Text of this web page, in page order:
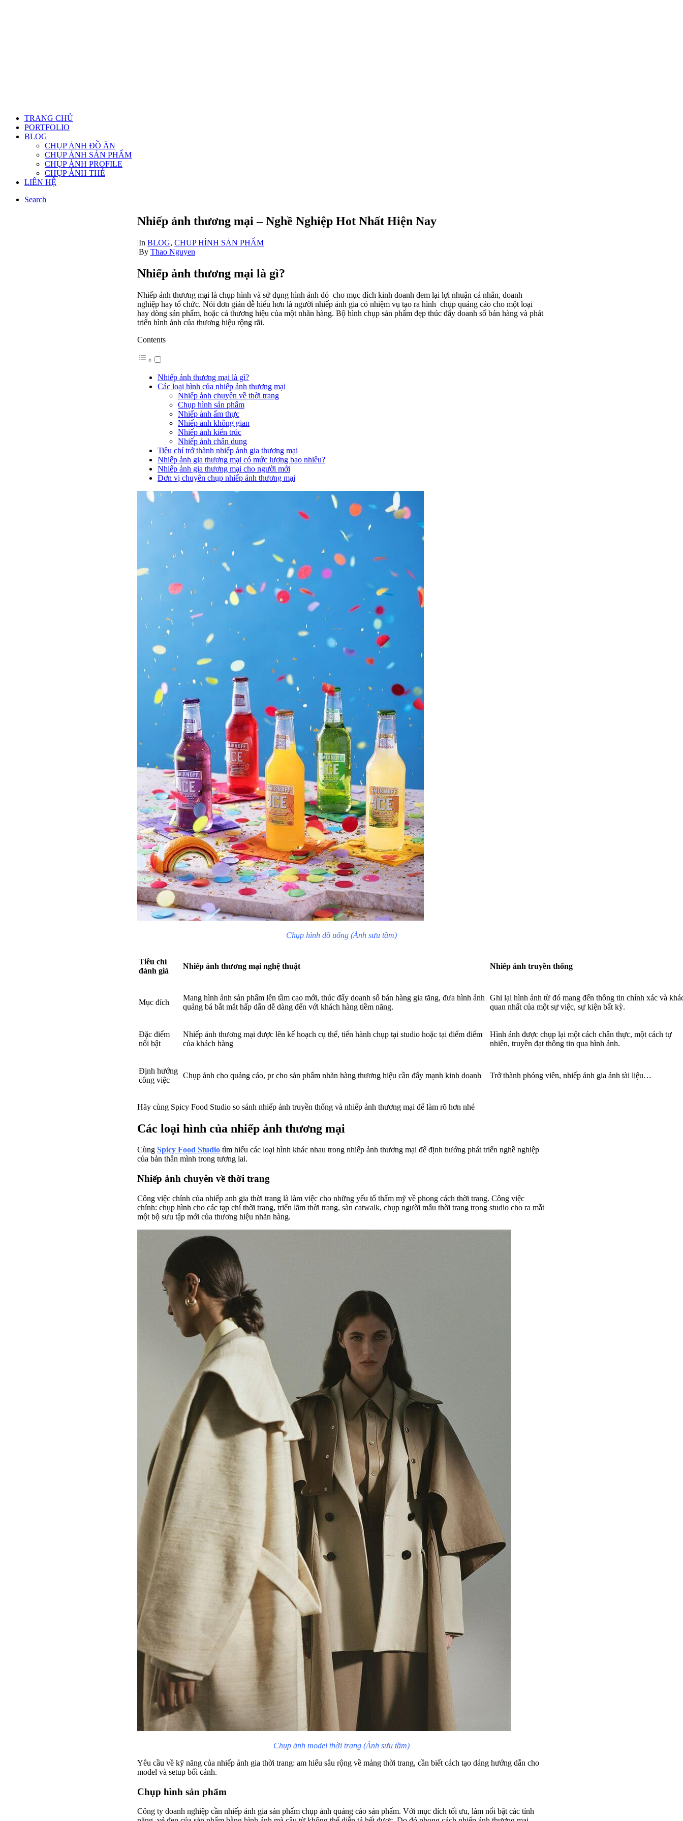
TRANG CHỦ
PORTFOLIO
BLOG
CHỤP ẢNH ĐỒ ĂN
CHỤP ẢNH SẢN PHẨM
CHỤP ẢNH PROFILE
CHỤP ẢNH THẺ
LIÊN HỆ
Search
Nhiếp ảnh thương mại – Nghề Nghiệp Hot Nhất Hiện Nay
|In BLOG, CHỤP HÌNH SẢN PHẨM
|By Thao Nguyen
Nhiếp ảnh thương mại là gì?
Nhiếp ảnh thương mại là chụp hình và sử dụng hình ảnh đó cho mục đích kinh doanh đem lại lợi nhuận cá nhân, doanh
nghiệp hay tổ chức. Nói đơn giản dễ hiểu hơn là người nhiếp ảnh gia có nhiệm vụ tạo ra hình chụp quảng cáo cho một loại
hay dòng sản phẩm, hoặc cả thương hiệu của một nhãn hàng. Bộ hình chụp sản phẩm đẹp thúc đẩy doanh số bán hàng và phát
triển hình ảnh của thương hiệu rộng rãi.
Contents
Nhiếp ảnh thương mại là gì?
Các loại hình của nhiếp ảnh thương mại
Nhiếp ảnh chuyên về thời trang
Chụp hình sản phẩm
Nhiếp ảnh ẩm thực
Nhiếp ảnh không gian
Nhiếp ảnh kiến trúc
Nhiếp ảnh chân dung
Tiêu chí trở thành nhiếp ảnh gia thương mại
Nhiếp ảnh gia thương mại có mức lương bao nhiêu?
Nhiếp ảnh gia thương mại cho người mới
Đơn vị chuyên chụp nhiếp ảnh thương mại
Chụp hình đồ uống (Ảnh sưu tầm)
Tiêu chí
đánh giá
Nhiếp ảnh thương mại nghệ thuật Nhiếp ảnh truyền thống
Mục đích
Mang hình ảnh sản phẩm lên tầm cao mới, thúc đẩy doanh số bán hàng gia tăng, đưa hình ảnh
quảng bá bắt mắt hấp dẫn dễ dàng đến với khách hàng tiềm năng.
Ghi lại hình ảnh từ đó mang đến thông tin chính xác và
quan nhất của một sự việc, sự kiện bất kỳ.
Đặc điểm
nổi bật
Nhiếp ảnh thương mại được lên kế hoạch cụ thể, tiến hành chụp tại studio hoặc tại điểm điểm
của khách hàng
Hình ảnh được chụp lại một cách chân thực, một cách tự
nhiên, truyền đạt thông tin qua hình ảnh.
Định hướng
công việc
Chụp ảnh cho quảng cáo, pr cho sản phẩm nhãn hàng thương hiệu cần đẩy mạnh kinh doanh Trở thành phóng viên, nhiếp ảnh gia ảnh tài liệu…
Hãy cùng Spicy Food Studio so sánh nhiếp ảnh truyền thống và nhiếp ảnh thương mại để làm rõ hơn nhé
Các loại hình của nhiếp ảnh thương mại
Cùng Spicy Food Studio tìm hiểu các loại hình khác nhau trong nhiếp ảnh thương mại để định hướng phát triển nghề nghiệp
của bản thân mình trong tương lai.
Nhiếp ảnh chuyên về thời trang
Công việc chính của nhiếp anh gia thời trang là làm việc cho những yếu tố thẩm mỹ về phong cách thời trang. Công việc
chính: chụp hình cho các tạp chí thời trang, triển lãm thời trang, sàn catwalk, chụp người mẫu thời trang trong studio cho ra mắt
một bộ sưu tập mới của thương hiệu nhãn hàng.
Chụp ảnh model thời trang (Ảnh sưu tầm)
Yêu cầu về kỹ năng của nhiếp ảnh gia thời trang: am hiểu sâu rộng về mảng thời trang, cần biết cách tạo dáng hướng dẫn cho
model và setup bối cảnh.
Chụp hình sản phẩm
Công ty doanh nghiệp cần nhiếp ảnh gia sản phẩm chụp ảnh quảng cáo sản phẩm. Với mục đích tối ưu, làm nổi bật các tính